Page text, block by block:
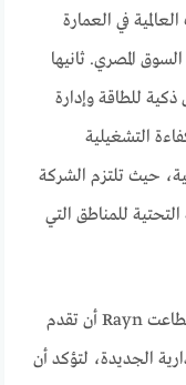
في العمارة
المصري. ثانيها
ذكية للطاقة وإدارة
التشغيلية
حيث تلتزم الشركة
للمناطق التي
وبفضل هذا المزيج بين الطموح والالتزام، استطاعت Rayn أن تقدم
الجديدة، لتؤكد أن